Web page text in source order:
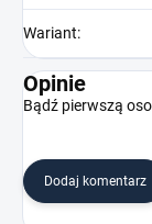
Wariant:
Opinie
Bądź pierwszą
Dodaj komentarz